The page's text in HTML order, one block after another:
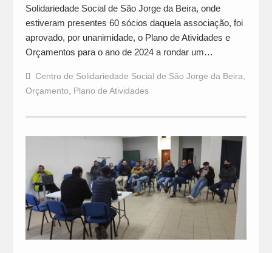
Solidariedade Social de São Jorge da Beira, onde
estiveram presentes 60 sócios daquela associação, foi
aprovado, por unanimidade, o Plano de Atividades e
Orçamentos para o ano de 2024 a rondar um…
Centro de Solidariedade Social de São Jorge da Beira,
Orçamento, Plano de Atividades